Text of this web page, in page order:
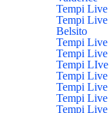
Tempi
Tempi
Belsito
Tempi
Tempi
Tempi
Tempi
Tempi
Tempi Live
Tempi